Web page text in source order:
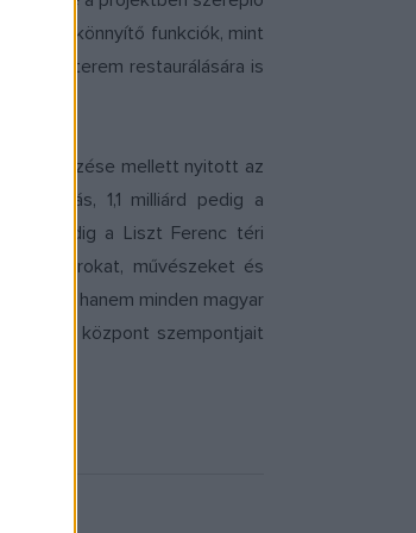
megkönnyítő funkciók, mint
a Nagyterem restaurálására is
őrzése mellett nyitott az
1,1 milliárd pedig a
pedig a Liszt Ferenc téri
tanárokat, művészeket és
ügye, hanem minden magyar
központ szempontjait